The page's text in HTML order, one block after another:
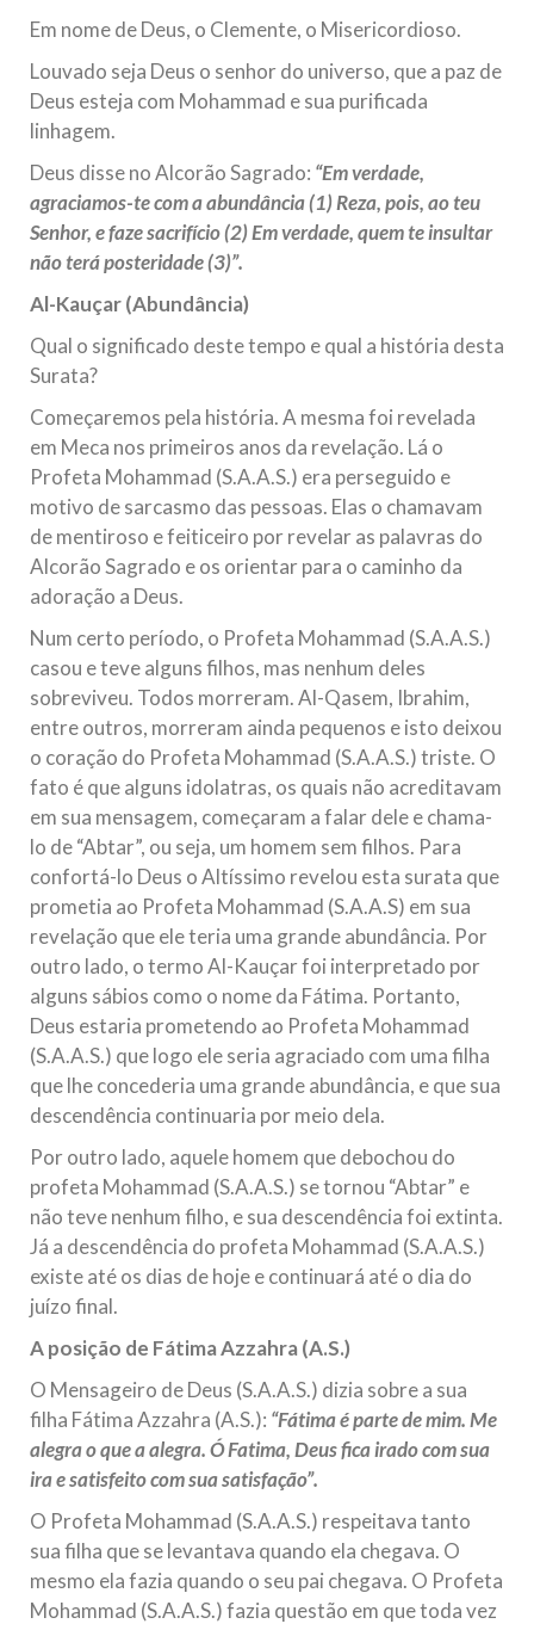
10 DE NOVEMBRO DE 2013
Falecimento do Imam Ali Ibn Al-Hussein
(A.S.)
data em que relembramos o martírio do quarto Imam dos
muçulmanos, o Imam Ali Ibn Al-Hussein Ibn Ali Ibn Abi Táleb
(A.S.), conhecido por “Zein Al-Ábidin” (Formosura
NOTÍCIAS
3 DE JULHO DE 2014
Centro Islâmico no Brasil recebe o ex-
ministro das Relações Exteriores da
Na noite da quinta-feira, 03 de Abril, o Centro Islâmico no
Brasil recebeu em sua sede, em São Paulo, o ex-ministro das
Relações Exteriores da República Islâmica do Irã, Sr. Kamal
Kharrazi, que encontra-se visitando
Em nome de Deus, o Clemente, o Misericordioso.
Louvado seja Deus o senhor do universo, que a paz de
Deus esteja com Mohammad e sua purificada
linhagem.
Deus disse no Alcorão Sagrado: “Em verdade,
agraciamos-te com a abundância (1) Reza, pois, ao teu
Senhor, e faze sacrifício (2) Em verdade, quem te insultar
não terá posteridade (3)”.
Al-Kauçar (Abundância)
Qual o significado deste tempo e qual a história desta
Surata?
Começaremos pela história. A mesma foi revelada
em Meca nos primeiros anos da revelação. Lá o
Profeta Mohammad (S.A.A.S.) era perseguido e
motivo de sarcasmo das pessoas. Elas o chamavam
de mentiroso e feiticeiro por revelar as palavras do
Alcorão Sagrado e os orientar para o caminho da
adoração a Deus.
Num certo período, o Profeta Mohammad (S.A.A.S.)
casou e teve alguns filhos, mas nenhum deles
sobreviveu. Todos morreram. Al-Qasem, Ibrahim,
entre outros, morreram ainda pequenos e isto deixou
o coração do Profeta Mohammad (S.A.A.S.) triste. O
fato é que alguns idolatras, os quais não acreditavam
em sua mensagem, começaram a falar dele e chama-
lo de “Abtar”, ou seja, um homem sem filhos. Para
confortá-lo Deus o Altíssimo revelou esta surata que
prometia ao Profeta Mohammad (S.A.A.S) em sua
revelação que ele teria uma grande abundância. Por
outro lado, o termo Al-Kauçar foi interpretado por
alguns sábios como o nome da Fátima. Portanto,
Deus estaria prometendo ao Profeta Mohammad
(S.A.A.S.) que logo ele seria agraciado com uma filha
que lhe concederia uma grande abundância, e que sua
descendência continuaria por meio dela.
Por outro lado, aquele homem que debochou do
profeta Mohammad (S.A.A.S.) se tornou “Abtar” e
não teve nenhum filho, e sua descendência foi extinta.
Já a descendência do profeta Mohammad (S.A.A.S.)
existe até os dias de hoje e continuará até o dia do
juízo final.
A posição de Fátima Azzahra (A.S.)
O Mensageiro de Deus (S.A.A.S.) dizia sobre a sua
filha Fátima Azzahra (A.S.): “Fátima é parte de mim. Me
alegra o que a alegra. Ó Fatima, Deus fica irado com sua
ira e satisfeito com sua satisfação”.
O Profeta Mohammad (S.A.A.S.) respeitava tanto
sua filha que se levantava quando ela chegava. O
mesmo ela fazia quando o seu pai chegava. O Profeta
Mohammad (S.A.A.S.) fazia questão em que toda vez